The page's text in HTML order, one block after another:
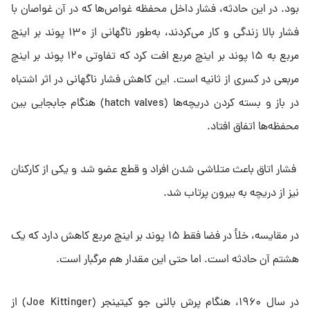
بود. در این حادثه، فشار داخل محفظه غواص‌ها که در آن غواصان با
فشار بالا زندگی و کار می‌کردند، به‌طور ناگهانی از ۱۳۰ پوند بر اینچ
مربع به ۱۵ پوند بر اینچ مربع افت کرد که تفاوتی ۱۲۰ پوند بر اینچ
مربعی در کسری از ثانیه است. این کاهش فشار ناگهانی در اثر اشتباه
در باز و بسته کردن دریچه‌ها (hatch valves) هنگام جابجایی بین
محفظه‌ها اتفاق افتاد.
فشار اتاق باعث متلاشی شدن افراد و قطع عضو شد و یکی از کارکنان
نیز از دریچه به بیرون پرتاب شد.
در مقایسه، خلأ در فضا فقط ۱۵ پوند بر اینچ مربع کاهش دارد که یک‌
هشتم آن حادثه است. اما حتی این مقدار هم مرگبار است.
در سال ۱۹۶۰، هنگام پرش بالنی جو کیتینجر (Joe Kittinger) از